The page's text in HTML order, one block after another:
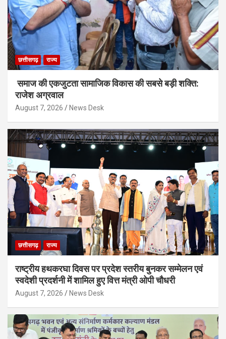
छत्तीसगढ़ राज्य
समाज की एकजुटता सामाजिक विकास की सबसे बड़ी शक्ति:
राजेश अग्रवाल
August 7, 2026 News Desk
छत्तीसगढ़ राज्य
राष्ट्रीय हथकरघा दिवस पर प्रदेश स्तरीय बुनकर सम्मेलन एवं
स्वदेशी प्रदर्शनी में शामिल हुए वित्त मंत्री ओपी चौधरी
August 7, 2026 News Desk